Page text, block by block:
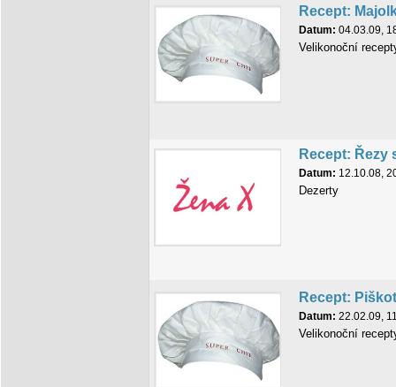
Recept:
Datum: 04.03.09,
Velikonoční
Recept: Řezy
Datum: 12.10.08,
Dezerty
Recept:
Datum: 22.02.09,
Velikonoční